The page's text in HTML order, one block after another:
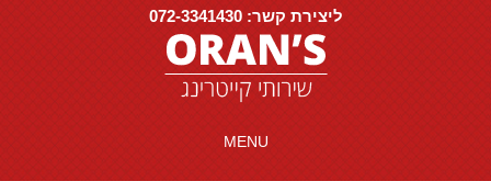
ליצירת קשר: 072-3341430
MENU